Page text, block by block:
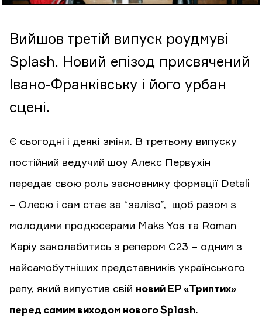
Вийшов третій випуск роудмуві
Splash. Новий епізод присвячений
Івано-Франківську і його урбан
сцені.
Є сьогодні і деякі зміни. В третьому випуску
постійний ведучий шоу Алекс Первухін
передає свою роль засновнику формації Detali
– Олесю і сам стає за “залізо”, щоб разом з
молодими продюсерами Maks Yos та Roman
Kapiy заколабитись з репером С23 – одним з
найсамобутніших представників українського
репу, який випустив свій новий EP «Триптих»
перед самим виходом нового Splash.